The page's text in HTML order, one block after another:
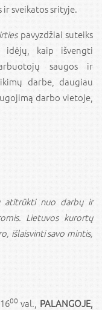
sveikatos srityje.
pavyzdžiai suteiks
idėjų, kaip išvengti
saugos ir
darbe, daugiau
darbo vietoje,
atitrūkti nuo darbų ir
Lietuvos kurortų
išlaisvinti savo mintis,
00 val., PALANGOJE,